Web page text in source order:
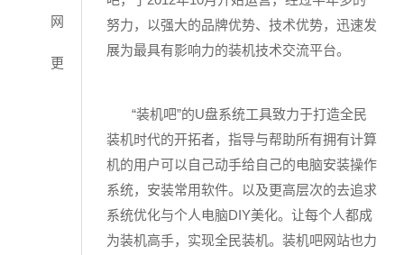
网
更
努力，以强大的品牌优势、技术优势，迅速发
展为最具有影响力的装机技术交流平台。
“装机吧”的U盘系统工具致力于打造全民
装机时代的开拓者，指导与帮助所有拥有计算
机的用户可以自己动手给自己的电脑安装操作
系统，安装常用软件。以及更高层次的去追求
系统优化与个人电脑DIY美化。让每个人都成
为装机高手，实现全民装机。装机吧网站也力